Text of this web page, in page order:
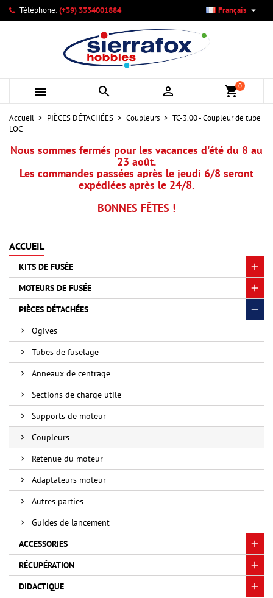
Téléphone:(+39) 3334001884 Français 
   shopping_cart0
Accueil PIÈCES DÉTACHÉES Coupleurs
TC-3.00 - Coupleur de tube
LOC
Nous sommes fermés pour les vacances d'été du 8 au
23 août.
Les commandes passées après le jeudi 6/8 seront
expédiées après le 24/8.
BONNES FÊTES !
ACCUEIL
KITS DE FUSÉE
MOTEURS DE FUSÉE
PIÈCES DÉTACHÉES
Ogives
Tubes de fuselage
Anneaux de centrage
Sections de charge utile
Supports de moteur
Coupleurs
Retenue du moteur
Adaptateurs moteur
Autres parties
Guides de lancement
ACCESSORIES
RÉCUPÉRATION
DIDACTIQUE
Mes listes d'envies ×
Créer une nouvelle liste
Créer une liste d'envies ×
Nom de la liste d'envies
Annuler Créer une liste d'envies
Connexion ×
Vous devez être connecté pour ajouter des produits à votre
liste d'envies.
Annuler Connexion